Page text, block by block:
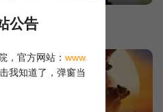
逝水与流年
公告
，官方网站： www.
击我知道了，弹窗当